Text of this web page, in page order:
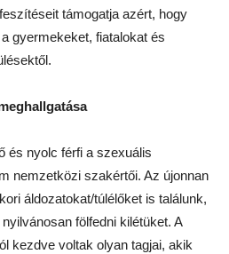
támogatja azért, hogy
gyermekeket, fiatalokat és
és nyolc férfi a szexuális
nemzetközi szakértői. Az újonnan
áldozatokat/túlélőket is találunk,
fölfedni kilétüket. A
kezdve voltak olyan tagjai, akik